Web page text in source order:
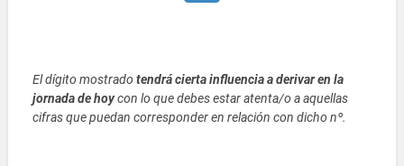
El dígito mostradotendrá cierta influencia a derivar en la
jornada de hoycon lo que debes estar atenta/o a aquellas
cifras que puedan corresponder en relación con dicho nº.